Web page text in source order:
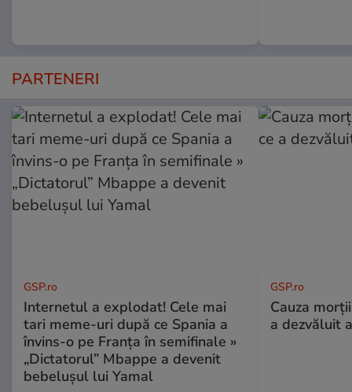
PARTENERI
GSP.ro
Internetul a explodat! Cele mai
tari meme-uri după ce Spania a
învins-o pe Franța în semifinale »
„Dictatorul” Mbappe a devenit
bebelușul lui Yamal
GSP.ro
Cauza
a dezvăluit